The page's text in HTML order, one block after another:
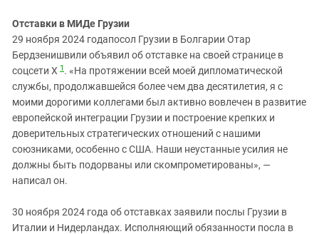
Южный Кавказ
ЮФО
Отставки в МИДе Грузии
29 ноября 2024 годапосол Грузии в Болгарии Отар
Бердзенишвили объявил об отставке на своей странице в
соцсети Х 1 . «На протяжении всей моей дипломатической
службы, продолжавшейся более чем два десятилетия, я с
моими дорогими коллегами был активно вовлечен в развитие
европейской интеграции Грузии и построение крепких и
доверительных стратегических отношений с нашими
союзниками, особенно с США. Наши неустанные усилия не
должны быть подорваны или скомпрометированы», —
написал он.
30 ноября 2024 года об отставках заявили послы Грузии в
Италии и Нидерландах. Исполняющий обязанности посла в